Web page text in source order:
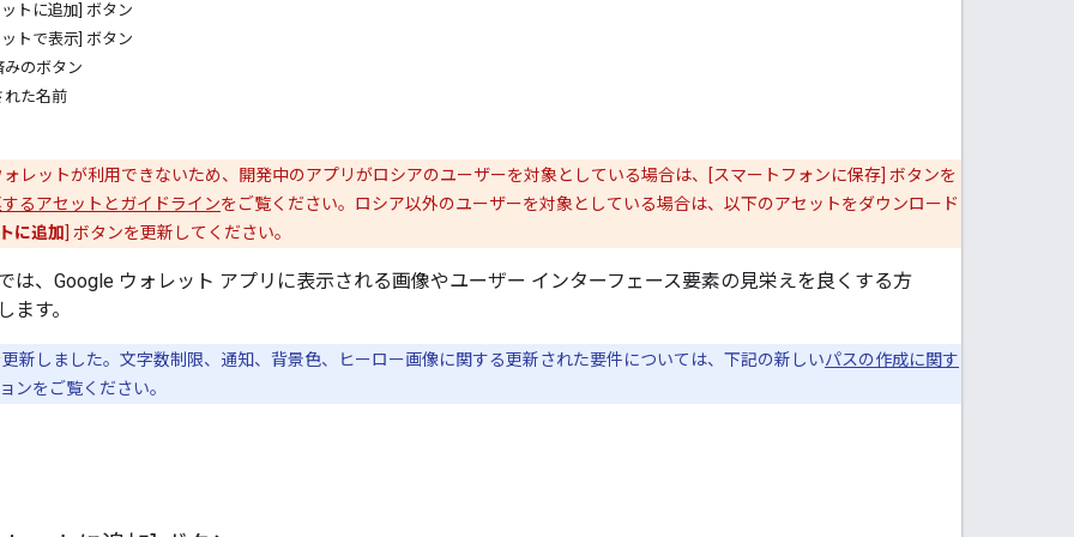
トに追加] ボタン
トで表示] ボタン
のボタン
れた名前
レットが利用できないため、開発中のアプリがロシアのユーザーを対象としている場合は、[スマートフォンに保存] ボタンを
るアセットとガイドラインをご覧ください。ロシア以外のユーザーを対象としている場合は、以下のアセットをダウンロード
に追加] ボタンを更新してください。
は、Google ウォレット アプリに表示される画像やユーザー インターフェース要素の見栄えを良くする方
ます。
新しました。文字数制限、通知、背景色、ヒーロー画像に関する更新された要件については、下記の新しいパスの作成に関す
ンをご覧ください。